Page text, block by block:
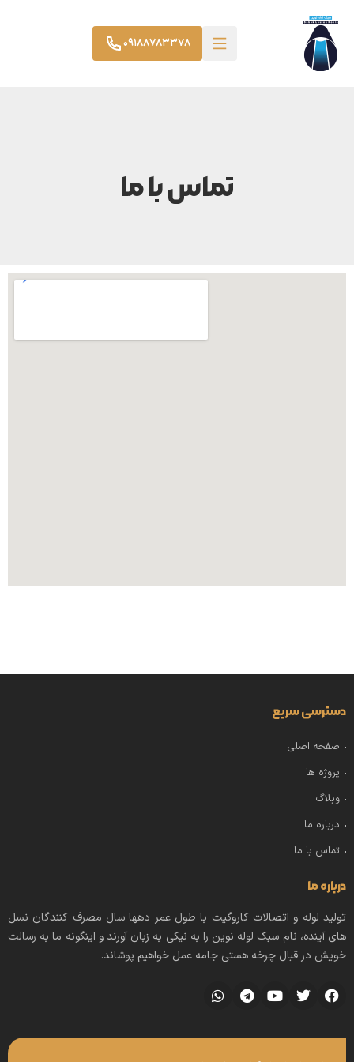
09188783378
تماس با ما
دسترسی سریع
صفحه اصلی
پروژه ها
وبلاگ
درباره ما
تماس با ما
درباره ما
تولید لوله و اتصالات کاروگیت با طول عمر دهها سال مصرف کنندگان نسل
های آینده، نام سبک لوله نوین را به نیکی به زبان آورند و اینگونه ما به رسالت
خویش در قبال چرخه هستی جامه عمل خواهیم پوشاند.